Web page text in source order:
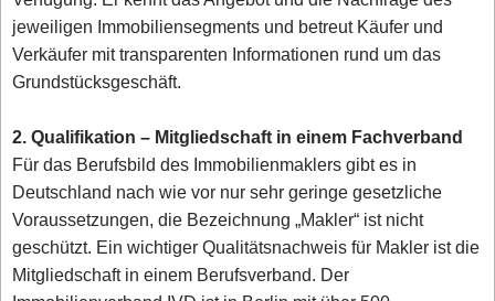
jeweiligen Immobiliensegments und betreut Käufer und
Verkäufer mit transparenten Informationen rund um das
Grundstücksgeschäft.
2. Qualifikation – Mitgliedschaft in einem Fachverband
Für das Berufsbild des Immobilienmaklers gibt es in
Deutschland nach wie vor nur sehr geringe gesetzliche
Voraussetzungen, die Bezeichnung „Makler“ ist nicht
geschützt. Ein wichtiger Qualitätsnachweis für Makler ist die
Mitgliedschaft in einem Berufsverband. Der